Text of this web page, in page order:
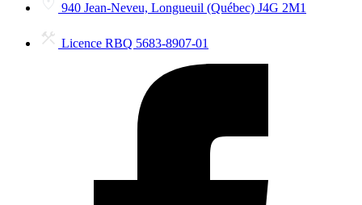
940 Jean-Neveu, Longueuil (Québec) J4G 2M1
Licence RBQ 5683-8907-01